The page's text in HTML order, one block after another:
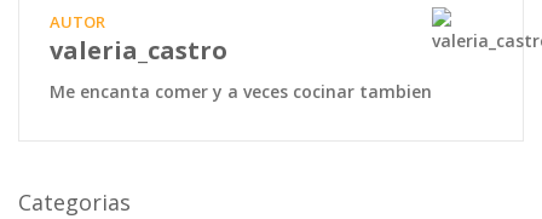
AUTOR
valeria_castro
Me encanta comer y a veces cocinar tambien
Categorias